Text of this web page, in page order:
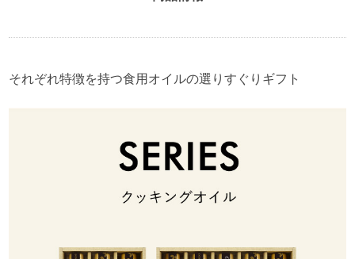
それぞれ特徴を持つ食用オイルの選りすぐりギフト